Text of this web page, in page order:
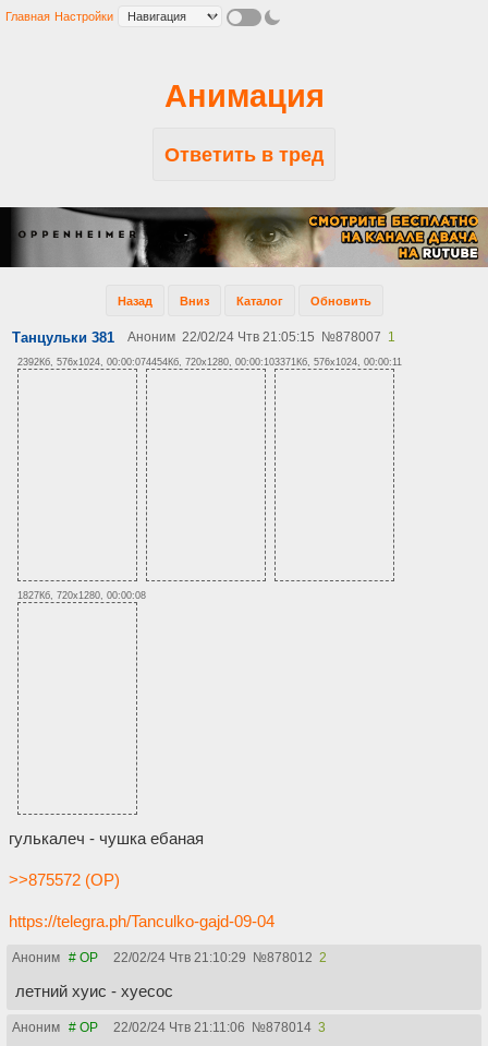
Главная Настройки
Анимация
Ответить в тред
Назад Вниз Каталог Обновить
Танцульки 381 Аноним 22/02/24 Чтв 21:05:15 №878007 1
2392Кб, 576x1024, 00:00:074454Кб, 720x1280, 00:00:103371Кб, 576x1024, 00:00:11
1827Кб, 720x1280, 00:00:08
гулькалеч - чушка ебаная
>>875572 (OP)
https://telegra.ph/Tanculko-gajd-09-04
Аноним # OP 22/02/24 Чтв 21:10:29 №878012 2
летний хуис - хуесос
Аноним # OP 22/02/24 Чтв 21:11:06 №878014 3